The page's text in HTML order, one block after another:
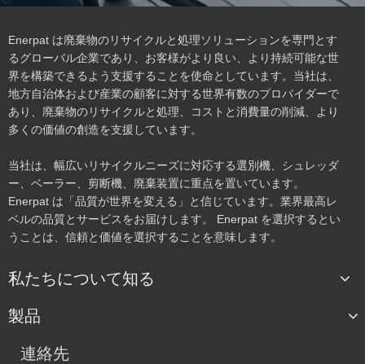
Enerpat は廃棄物のリサイクルと処理ソリューションを専門とす
るグローバル企業であり、お客様がより良い、より持続可能な世
界を構築できるよう支援することを使命としています。当社は、
地方自治体および産業の顧客に対する世界有数のプロバイダーで
あり、廃棄物のリサイクルと処理、コストと消費量の削減、より
多くの価値の創造を支援しています。
当社は、幅広いリサイクルニーズに対応する選別機、シュレッダ
ー、ベーラー、剪断機、廃棄装置に重点を置いています。
Enerpat は「品質が世界を変える」と信じています。業界最高レ
ベルの品質とサービスをお届けします。 Enerpat を選択するとい
うことは、信頼と価値を選択することを意味します。
私たちについて知る
製品
連絡先